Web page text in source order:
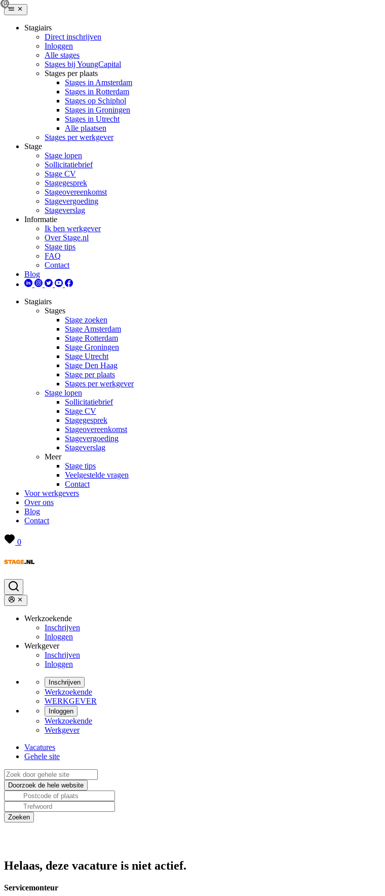
Stagiairs
Direct inschrijven
Inloggen
Alle stages
Stages bij YoungCapital
Stages per plaats
Stages in Amsterdam
Stages in Rotterdam
Stages op Schiphol
Stages in Groningen
Stages in Utrecht
Alle plaatsen
Stages per werkgever
Stage
Stage lopen
Sollicitatiebrief
Stage CV
Stagegesprek
Stageovereenkomst
Stagevergoeding
Stageverslag
Informatie
Ik ben werkgever
Over Stage.nl
Stage tips
FAQ
Contact
Blog
Stagiairs
Stages
Stage zoeken
Stage Amsterdam
Stage Rotterdam
Stage Groningen
Stage Utrecht
Stage Den Haag
Stage per plaats
Stages per werkgever
Stage lopen
Sollicitatiebrief
Stage CV
Stagegesprek
Stageovereenkomst
Stagevergoeding
Stageverslag
Meer
Stage tips
Veelgestelde vragen
Contact
Voor werkgevers
Over ons
Blog
Contact
0
Werkzoekende
Inschrijven
Inloggen
Werkgever
Inschrijven
Inloggen
Inschrijven
Werkzoekende
WERKGEVER
Inloggen
Werkzoekende
Werkgever
Vacatures
Gehele site
Helaas, deze vacature is niet actief.
Servicemonteur